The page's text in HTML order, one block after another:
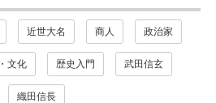
近世大名 商人 政治家
文化 歴史入門 武田信玄
織田信長